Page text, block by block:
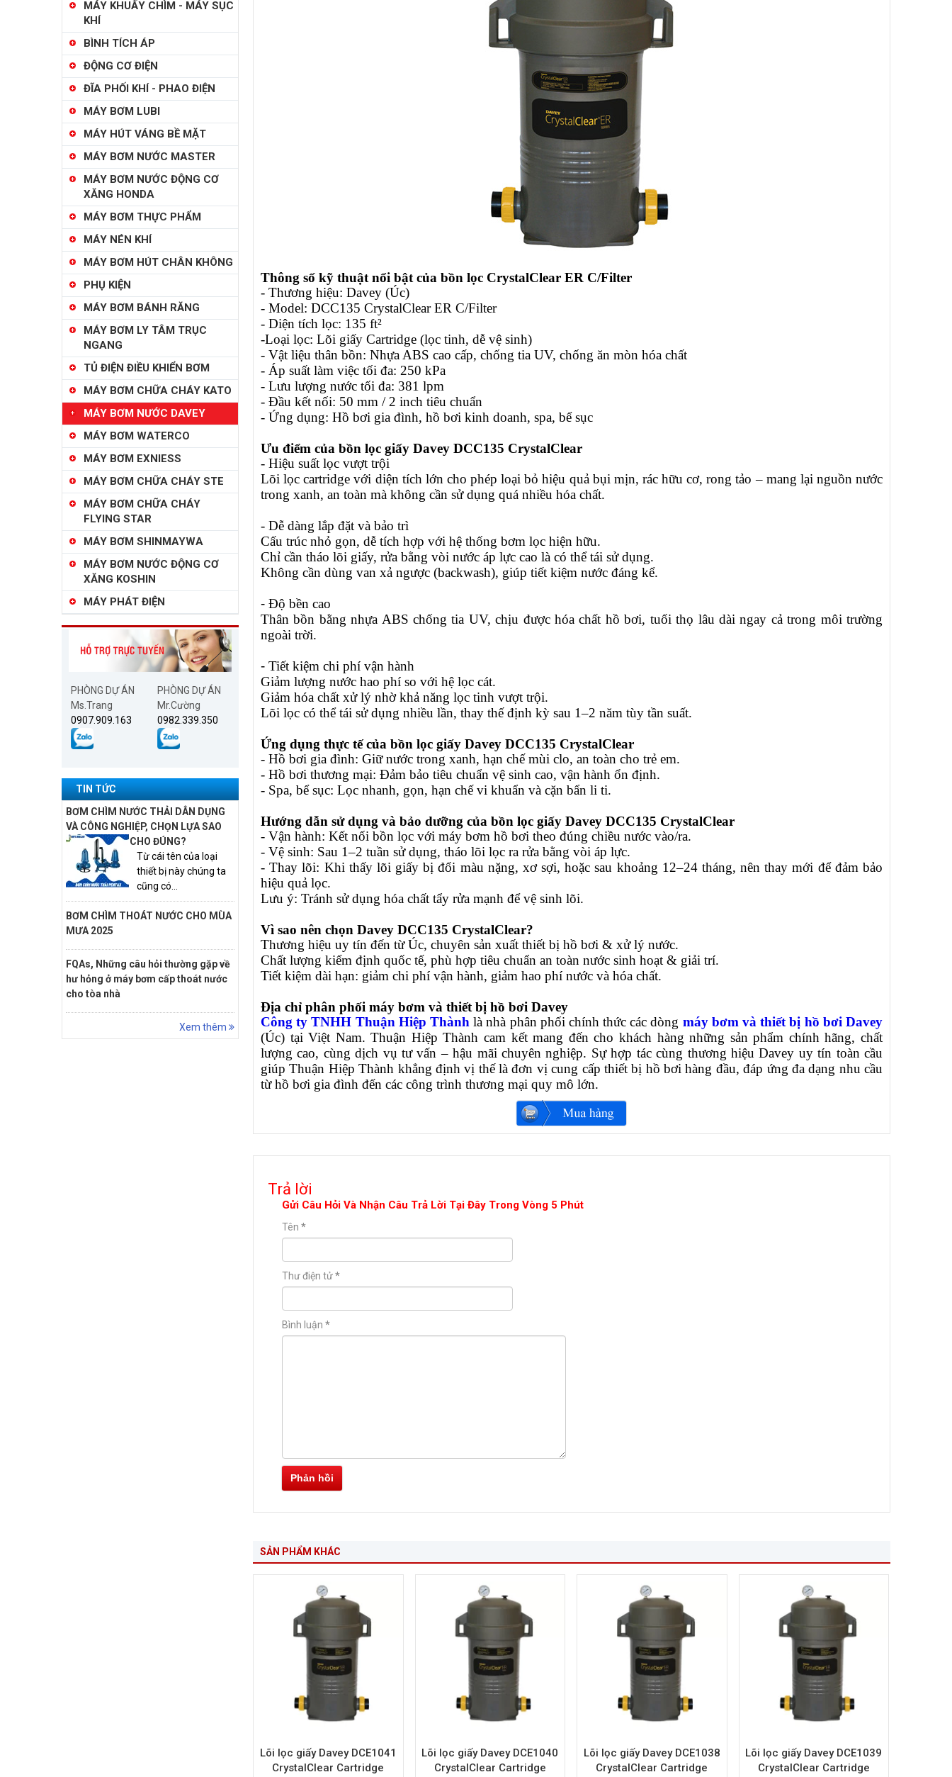
MÁY KHUẤY CHÌM - MÁY SỤC
KHÍ
BÌNH TÍCH ÁP
ĐỘNG CƠ ĐIỆN
ĐĨA PHỐI KHÍ - PHAO ĐIỆN
MÁY BƠM LUBI
MÁY HÚT VÁNG BỀ MẶT
MÁY BƠM NƯỚC MASTER
MÁY BƠM NƯỚC ĐỘNG CƠ
XĂNG HONDA
MÁY BƠM THỰC PHẨM
MÁY NÉN KHÍ
MÁY BƠM HÚT CHÂN KHÔNG
PHỤ KIỆN
MÁY BƠM BÁNH RĂNG
MÁY BƠM LY TÂM TRỤC
NGANG
TỦ ĐIỆN ĐIỀU KHIỂN BƠM
MÁY BƠM CHỮA CHÁY KATO
MÁY BƠM NƯỚC DAVEY
MÁY BƠM WATERCO
MÁY BƠM EXNIESS
MÁY BƠM CHỮA CHÁY STE
MÁY BƠM CHỮA CHÁY
FLYING STAR
MÁY BƠM SHINMAYWA
MÁY BƠM NƯỚC ĐỘNG CƠ
XĂNG KOSHIN
MÁY PHÁT ĐIỆN
PHÒNG DỰ ÁN
Ms.Trang
0907.909.163
PHÒNG DỰ ÁN
Mr.Cường
0982.339.350
TIN TỨC
BƠM CHÌM NƯỚC THẢI DÂN DỤNG
VÀ CÔNG NGHIỆP, CHỌN LỰA SAO
CHO ĐÚNG?
Từ cái tên của loại
thiết bị này chúng ta
cũng có...
BƠM CHÌM THOÁT NƯỚC CHO MÙA
MƯA 2025
FQAs, Những câu hỏi thường gặp về
hư hỏng ở máy bơm cấp thoát nước
cho tòa nhà
Xem thêm
Thông số kỹ thuật nổi bật của bồn lọc CrystalClear ER C/Filter
- Thương hiệu: Davey (Úc)
- Model: DCC135 CrystalClear ER C/Filter
- Diện tích lọc: 135 ft²
-Loại lọc: Lõi giấy Cartridge (lọc tinh, dễ vệ sinh)
- Vật liệu thân bồn: Nhựa ABS cao cấp, chống tia UV, chống ăn mòn hóa chất
- Áp suất làm việc tối đa: 250 kPa
- Lưu lượng nước tối đa: 381 lpm
- Đầu kết nối: 50 mm / 2 inch tiêu chuẩn
- Ứng dụng: Hồ bơi gia đình, hồ bơi kinh doanh, spa, bể sục
Ưu điểm của bồn lọc giấy Davey DCC135 CrystalClear
- Hiệu suất lọc vượt trội
Lõi lọc cartridge với diện tích lớn cho phép loại bỏ hiệu quả bụi mịn, rác hữu cơ, rong tảo – mang lại nguồn nước
trong xanh, an toàn mà không cần sử dụng quá nhiều hóa chất.
- Dễ dàng lắp đặt và bảo trì
Cấu trúc nhỏ gọn, dễ tích hợp với hệ thống bơm lọc hiện hữu.
Chỉ cần tháo lõi giấy, rửa bằng vòi nước áp lực cao là có thể tái sử dụng.
Không cần dùng van xả ngược (backwash), giúp tiết kiệm nước đáng kể.
- Độ bền cao
Thân bồn bằng nhựa ABS chống tia UV, chịu được hóa chất hồ bơi, tuổi thọ lâu dài ngay cả trong môi trường
ngoài trời.
- Tiết kiệm chi phí vận hành
Giảm lượng nước hao phí so với hệ lọc cát.
Giảm hóa chất xử lý nhờ khả năng lọc tinh vượt trội.
Lõi lọc có thể tái sử dụng nhiều lần, thay thế định kỳ sau 1–2 năm tùy tần suất.
Ứng dụng thực tế của bồn lọc giấy Davey DCC135 CrystalClear
- Hồ bơi gia đình: Giữ nước trong xanh, hạn chế mùi clo, an toàn cho trẻ em.
- Hồ bơi thương mại: Đảm bảo tiêu chuẩn vệ sinh cao, vận hành ổn định.
- Spa, bể sục: Lọc nhanh, gọn, hạn chế vi khuẩn và cặn bẩn li ti.
Hướng dẫn sử dụng và bảo dưỡng của bồn lọc giấy Davey DCC135 CrystalClear
- Vận hành: Kết nối bồn lọc với máy bơm hồ bơi theo đúng chiều nước vào/ra.
- Vệ sinh: Sau 1–2 tuần sử dụng, tháo lõi lọc ra rửa bằng vòi áp lực.
- Thay lõi: Khi thấy lõi giấy bị đổi màu nặng, xơ sợi, hoặc sau khoảng 12–24 tháng, nên thay mới để đảm bảo
hiệu quả lọc.
Lưu ý: Tránh sử dụng hóa chất tẩy rửa mạnh để vệ sinh lõi.
Vì sao nên chọn Davey DCC135 CrystalClear?
Thương hiệu uy tín đến từ Úc, chuyên sản xuất thiết bị hồ bơi & xử lý nước.
Chất lượng kiểm định quốc tế, phù hợp tiêu chuẩn an toàn nước sinh hoạt & giải trí.
Tiết kiệm dài hạn: giảm chi phí vận hành, giảm hao phí nước và hóa chất.
Địa chỉ phân phối máy bơm và thiết bị hồ bơi Davey
Công ty TNHH Thuận Hiệp Thành là nhà phân phối chính thức các dòng máy bơm và thiết bị hồ bơi Davey
(Úc) tại Việt Nam. Thuận Hiệp Thành cam kết mang đến cho khách hàng những sản phẩm chính hãng, chất
lượng cao, cùng dịch vụ tư vấn – hậu mãi chuyên nghiệp. Sự hợp tác cùng thương hiệu Davey uy tín toàn cầu
giúp Thuận Hiệp Thành khẳng định vị thế là đơn vị cung cấp thiết bị hồ bơi hàng đầu, đáp ứng đa dạng nhu cầu
từ hồ bơi gia đình đến các công trình thương mại quy mô lớn.
Trả lời
Gửi Câu Hỏi Và Nhận Câu Trả Lời Tại Đây Trong Vòng 5 Phút
Tên *
Thư điện tử*
Bình luận *
Phản hồi
SẢN PHẨM KHÁC
Lõi lọc giấy Davey DCE1041
CrystalClear Cartridge
Lõi lọc giấy Davey DCE1040
CrystalClear Cartridge
Lõi lọc giấy Davey DCE1038
CrystalClear Cartridge
Lõi lọc giấy Davey DCE1039
CrystalClear Cartridge